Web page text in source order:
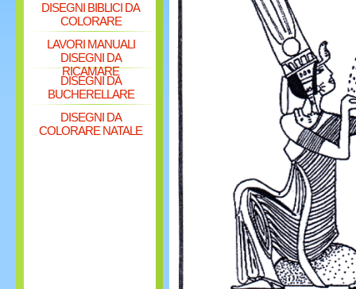
DISEGNI BIBLICI DA
COLORARE
LAVORI MANUALI
DISEGNI DA
RICAMARE
DISEGNI DA
BUCHERELLARE
DISEGNI DA
COLORARE NATALE